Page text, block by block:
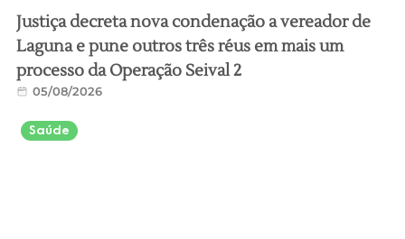
Justiça decreta nova condenação a vereador de
Laguna e pune outros três réus em mais um
processo da Operação Seival 2
05/08/2026
Saúde